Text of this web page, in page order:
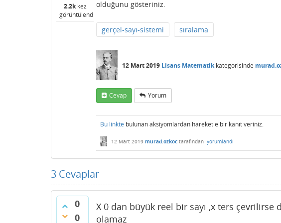
2.2kkez
görüntülendi
olduğunu gösteriniz.
gerçel-sayı-sistemi sıralama
12 Mart 2019 Lisans Matematikkategorisinde
Cevap Yorum
Bu linkte bulunan aksiyomlardan hareketle bir kanıt veriniz.
12 Mart 2019 murad.ozkoc tarafından yorumlandı
3 Cevaplar
0
0
X 0 dan büyük reel bir sayı ,x ters çevrilirse
olamaz